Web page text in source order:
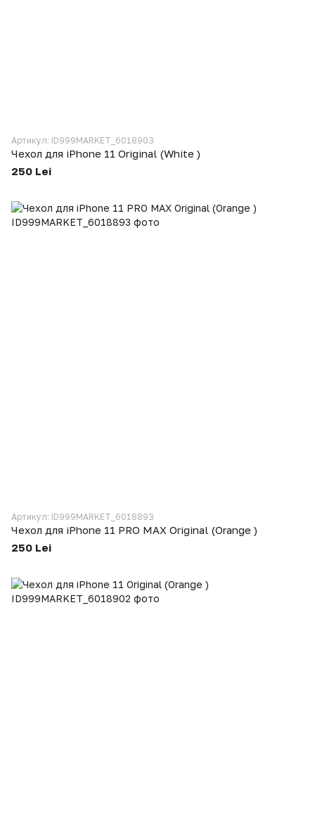
Артикул: ID999MARKET_6018903
Чехол для iPhone 11 Original (White )
250 Lei
Артикул: ID999MARKET_6018893
Чехол для iPhone 11 PRO MAX Original (Orange )
250 Lei